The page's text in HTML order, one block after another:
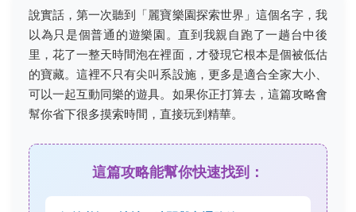
說實話，第一次聽到「麗寶樂園探索世界」這個名字，我
以為只是個普通的遊樂園。直到我親自跑了一趟台中後
里，花了一整天時間泡在裡面，才發現它根本是個被低估
的寶藏。這裡不只有尖叫系設施，更多是適合全家大小、
可以一起互動同樂的遊具。如果你正打算去，這篇攻略會
幫你省下很多摸索時間，直接玩到精華。
這篇攻略能幫你快速找到：